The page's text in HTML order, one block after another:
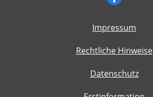
Impressum
Rechtliche Hinweise
Datenschutz